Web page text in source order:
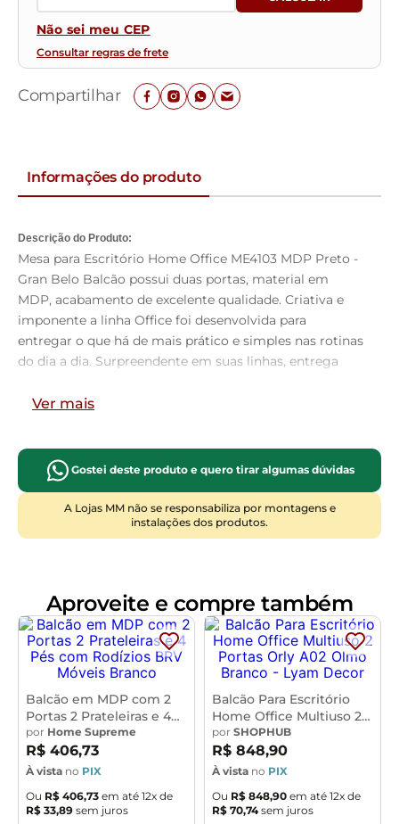
Não sei meu CEP
Consultar regras de frete
Compartilhar
Informações do produto
Descrição do Produto:
Mesa para Escritório Home Office ME4103 MDP Preto -
Gran Belo Balcão possui duas portas, material em
MDP, acabamento de excelente qualidade. Criativa e
imponente a linha Office foi desenvolvida para
entregar o que há de mais prático e simples nas rotinas
do dia a dia. Surpreendente em suas linhas, entrega
conforto e estilo combina com tudo e qualquer tipo de
cheio de personalidade.
Dimensões do Produto:
Característica do Produto:
Material da Estrutura:MDP 15mm.
Acabamento:BP.
Peso Máximo Suportado:13Kg Tampo e 12Kg cada
Prateleira.
Quantidade de Puxador: 2 Puxadores de Plástico.
Quantidade de Portas:
Observação:Imagem meramente ilustrativa. A
Ver mais
Gostei deste produto e quero tirar algumas dúvidas
A Lojas MM não se responsabiliza por montagens e
instalações dos produtos.
Aproveite e compre também
Balcão em MDP com 2
Portas 2 Prateleiras e 4
Pés com Rodízios BRV
Móveis
por Home Supreme
R$ 406,73
À vista no PIX
Ou R$ 406,73 em até 12x de
R$ 33,89 sem juros
Balcão Para Escritório
Home Office Multiuso 2
Portas Orly A02 Olmo
Branco - Lyam Decor
por SHOPHUB
R$ 848,90
À vista no PIX
Ou R$ 848,90 em até 12x de
R$ 70,74sem juros